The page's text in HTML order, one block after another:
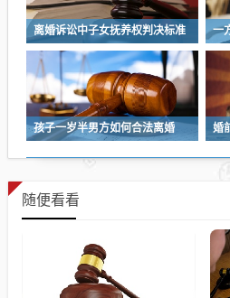
离婚诉讼中子女抚养权判决标准
孩子一岁半男方如何合法离婚 婚
随便看看